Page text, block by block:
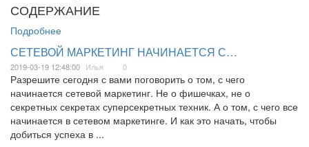
СОДЕРЖАНИЕ
Подробнее
СЕТЕВОЙ МАРКЕТИНГ НАЧИНАЕТСЯ С…
2019-03-19 12:48:00 Илья 0
Разрешите сегодня с вами поговорить о том, с чего
начинается сетевой маркетинг. Не о фишечках, не о
секретных секретах суперсекретных техник. А о том, с чего все
начинается в сетевом маркетинге. И как это начать, чтобы
добиться успеха в ...